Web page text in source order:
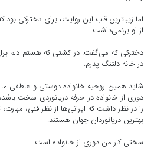
اما زیباترین قاب این روایت، برای دخترکی
از او برنمی‌داشت.
دخترکی که می‌گفت: در کشتی که هستم دلم
در خانه دلتنگ پدرم.
شاید همین روحیه خانواده دوستی و عاطفی ما
دوری از خانواده در حرفه دریانوردی سخت
را در نظر داشت که ایرانی‌ها از نظر فنی،
بهترین دریانوردان جهان هستند.
سختی کار من دوری از خانواده است